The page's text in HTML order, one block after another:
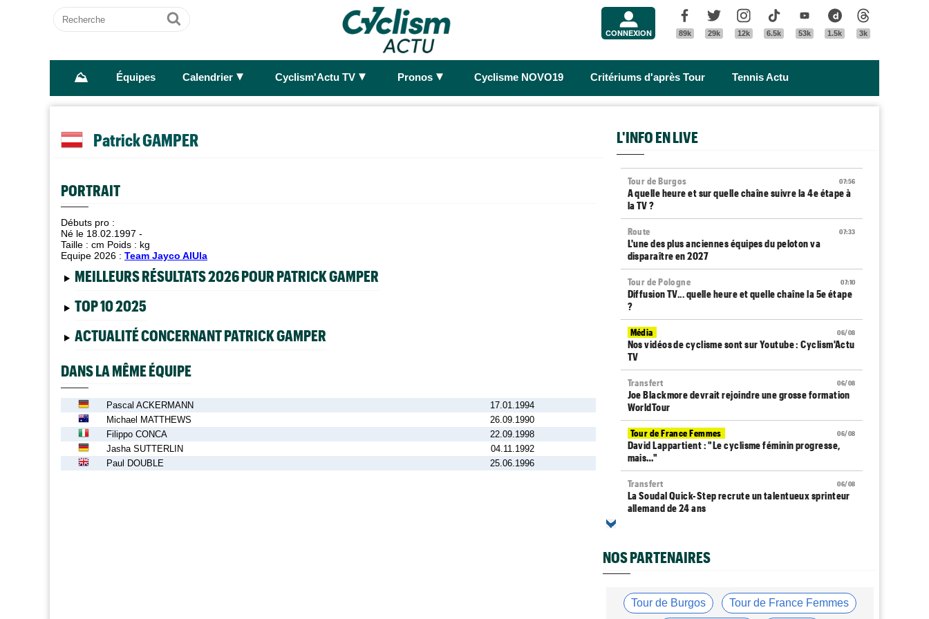
Recherche
Ok CONNEXION
Facebook
89k
Twitter
29k
Instagram
12k
Tik Tok
6.5k
Youtube
53k
Dailymotion
1.5k 3k
⛰ Équipes Calendrier ► Cyclism'Actu TV ► Pronos ► Cyclisme NOVO19 Critériums d'après Tour Tennis Actu
Patrick GAMPER
PORTRAIT
Débuts pro :
Né le 18.02.1997 -
Taille : cm Poids : kg
Equipe 2026 : Team Jayco AlUla
MEILLEURS RÉSULTATS 2026 POUR PATRICK GAMPER
TOP 10 2025
ACTUALITÉ CONCERNANT PATRICK GAMPER
DANS LA MÊME ÉQUIPE
Pascal ACKERMANN
17.01.1994
Michael MATTHEWS
26.09.1990
Filippo CONCA
22.09.1998
Jasha SUTTERLIN
04.11.1992
Paul DOUBLE
25.06.1996
L'INFO EN LIVE
07:56
Tour de Burgos
A quelle heure et sur quelle chaîne suivre la 4e étape à
la TV ?
07:33
Route
L'une des plus anciennes équipes du peloton va
disparaître en 2027
07:10
Tour de Pologne
Diffusion TV... quelle heure et quelle chaîne la 5e étape
?
06/08
Média
Nos vidéos de cyclisme sont sur Youtube : Cyclism'Actu
TV
06/08
Transfert
Joe Blackmore devrait rejoindre une grosse formation
WorldTour
06/08
Tour de France Femmes
David Lappartient : "Le cyclisme féminin progresse,
mais…"
06/08
Transfert
La Soudal Quick-Step recrute un talentueux sprinteur
allemand de 24 ans
intéresse, c'est ici !
Le Mercato vélo est ouvert... voici toutes les dernières
infos
NOS PARTENAIRES
Tour de Burgos Tour de France Femmes